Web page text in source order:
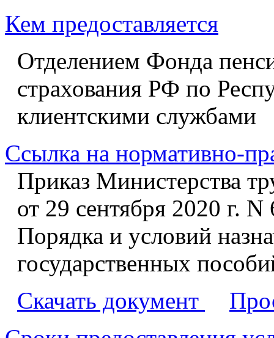
Кем предоставляется
Отделением Фонда
страхования РФ по
клиентскими службами
Ссылка на нормативно-
Приказ Министерства
от 29 сентября 2020 г.
Порядка и условий
государственных
Скачать документ